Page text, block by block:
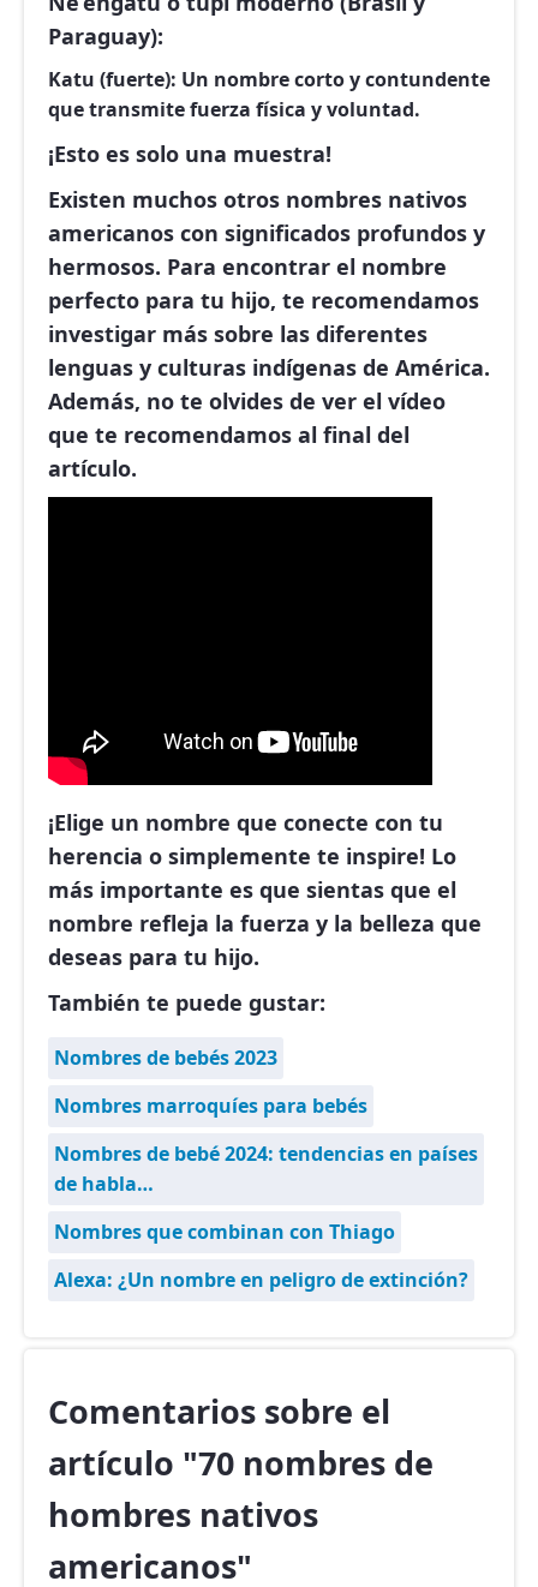
Paraguay):
Katu (fuerte): Un nombre corto y contundente
que transmite fuerza física y voluntad.
¡Esto es solo una muestra!
Existen muchos otros nombres nativos
americanos con significados profundos y
hermosos. Para encontrar el nombre
perfecto para tu hijo, te recomendamos
investigar más sobre las diferentes
lenguas y culturas indígenas de América.
Además, no te olvides de ver el vídeo
que te recomendamos al final del
artículo.
¡Elige un nombre que conecte con tu
herencia o simplemente te inspire! Lo
más importante es que sientas que el
nombre refleja la fuerza y la belleza que
deseas para tu hijo.
También te puede gustar:
Nombres de bebés 2023
Nombres marroquíes para bebés
Nombres de bebé 2024: tendencias en países
de habla…
Nombres que combinan con Thiago
Alexa: ¿Un nombre en peligro de extinción?
Comentarios sobre el
artículo "70 nombres de
hombres nativos
americanos"